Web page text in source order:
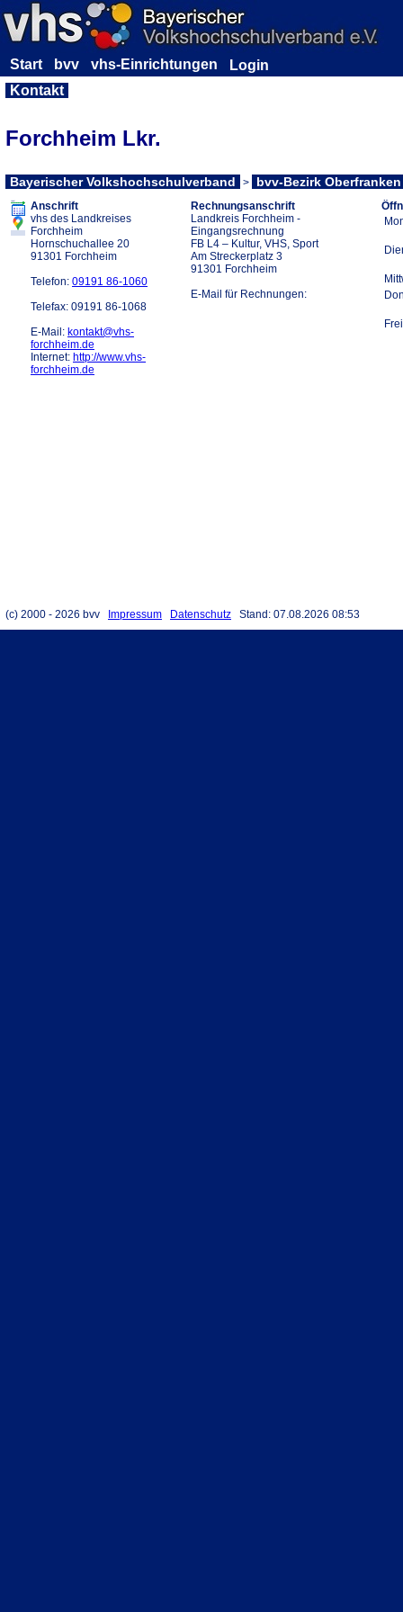
Start bvv
vhs-Einrichtungen
Kontakt
Forchheim Lkr.
Bayerischer Volkshochschulverband > bvv-Bezirk Oberfranken
Anschrift
vhs des Landkreises
Forchheim
Hornschuchallee 20
91301 Forchheim
Telefon: 09191 86-1060
Telefax: 09191 86-1068
E-Mail: kontakt@vhs-
forchheim.de
Internet: http://www.vhs-
forchheim.de
Rechnungsanschrift
Landkreis Forchheim -
Eingangsrechnung
FB L4 – Kultur, VHS, Sport
Am Streckerplatz 3
91301 Forchheim
E-Mail für Rechnungen:
(c) 2000 - 2026 bvv Impressum Datenschutz Stand: 07.08.2026 08:53